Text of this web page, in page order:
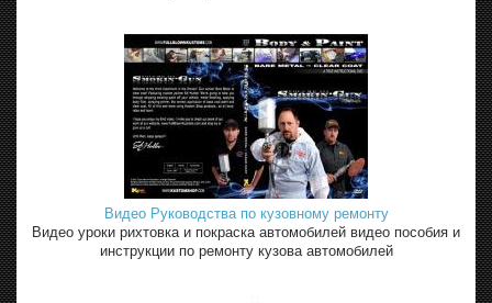
Видео Руководства по кузовному ремонту
Видео уроки рихтовка и покраска автомобилей видео пособия и
инструкции по ремонту кузова автомобилей